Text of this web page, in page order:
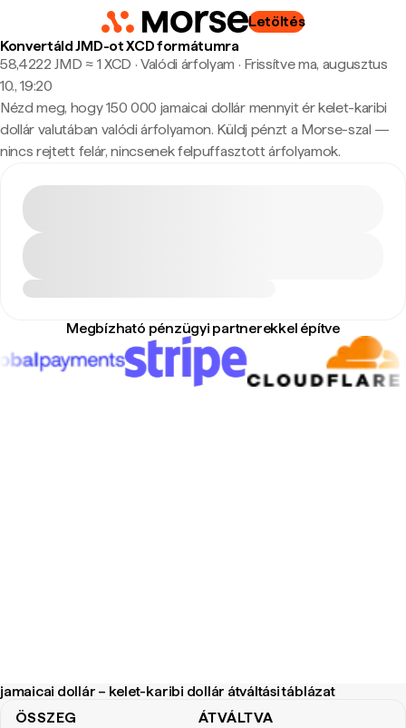
Letöltés
Konvertáld JMD-ot XCD formátumra
58,4222 JMD ≈ 1 XCD · Valódi árfolyam · Frissítve ma, augusztus
10., 19:20
Nézd meg, hogy 150 000 jamaicai dollár mennyit ér kelet-karibi
dollár valutában valódi árfolyamon. Küldj pénzt a Morse-szal —
nincs rejtett felár, nincsenek felpuffasztott árfolyamok.
Megbízható pénzügyi partnerekkel építve
jamaicai dollár – kelet-karibi dollár átváltási táblázat
ÖSSZEG ÁTVÁLTVA